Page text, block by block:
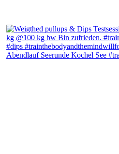
Abendlauf Seerunde Kochel See